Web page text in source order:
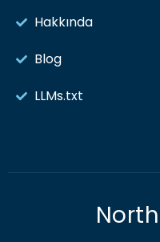
Hakkında
Blog
LLMs.txt